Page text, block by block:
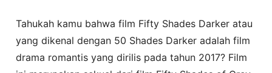
Tahukah kamu bahwa film Fifty Shades Darker atau
yang dikenal dengan 50 Shades Darker adalah film
drama romantis yang dirilis pada tahun 2017? Film